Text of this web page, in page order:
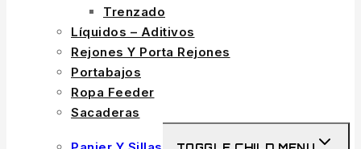
Trenzado
Líquidos – Aditivos
Rejones Y Porta Rejones
Portabajos
Ropa Feeder
Sacaderas